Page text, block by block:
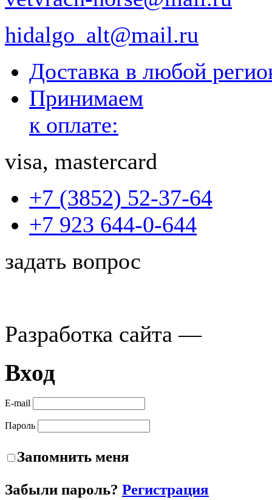
hidalgo_alt@mail.ru
Доставка в любой
Принимаем
к оплате:
visa, mastercard
+7 (3852) 52-37-64
+7 923 644-0-644
задать вопрос
Разработка сайта —
Вход
E-mail
Пароль
Запомнить меня
Забыли пароль? Регистрация